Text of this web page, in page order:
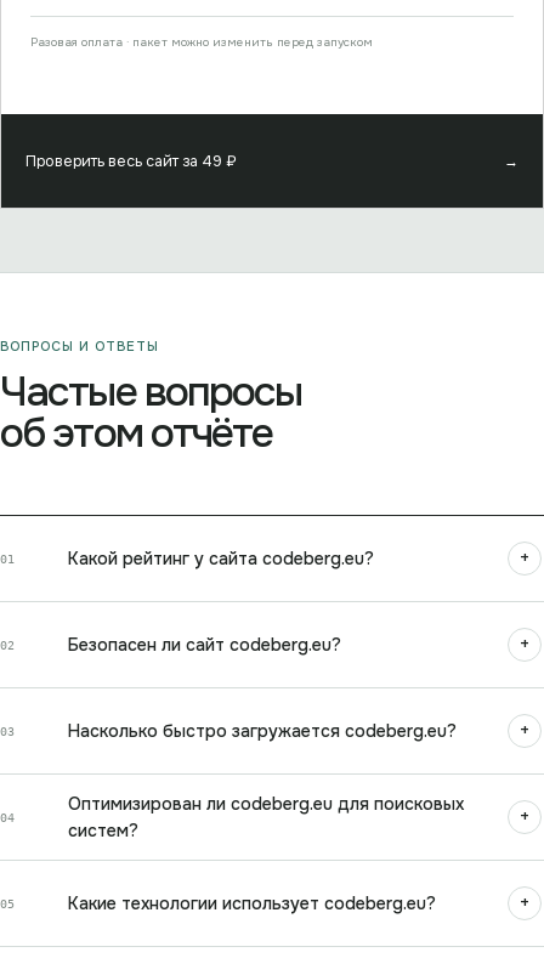
Разовая оплата · пакет можно изменить перед запуском
Проверить весь сайт за 49 ₽ →
ВОПРОСЫ И ОТВЕТЫ
Частые вопросы
об этом отчёте
01 Какой рейтинг у сайта codeberg.eu? +
02 Безопасен ли сайт codeberg.eu? +
03 Насколько быстро загружается codeberg.eu? +
04
Оптимизирован ли codeberg.eu для поисковых
систем?
+
05 Какие технологии использует codeberg.eu? +